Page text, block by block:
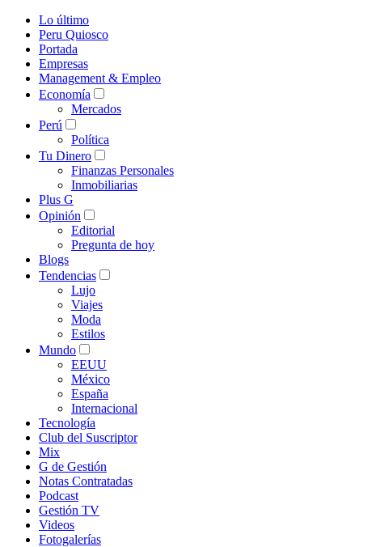
Lo último
Peru Quiosco
Portada
Empresas
Management & Empleo
Economía
Mercados
Perú
Política
Tu Dinero
Finanzas Personales
Inmobiliarias
Plus G
Opinión
Editorial
Pregunta de hoy
Blogs
Tendencias
Lujo
Viajes
Moda
Estilos
Mundo
EEUU
México
España
Internacional
Tecnología
Club del Suscriptor
Mix
G de Gestión
Notas Contratadas
Podcast
Gestión TV
Videos
Fotogalerías